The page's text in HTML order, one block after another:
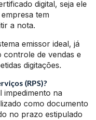
digital, seja ele
tem
a nota.
emissor ideal, já
controle de vendas e
digitações.
(RPS)?
impedimento na
como documento
no prazo estipulado